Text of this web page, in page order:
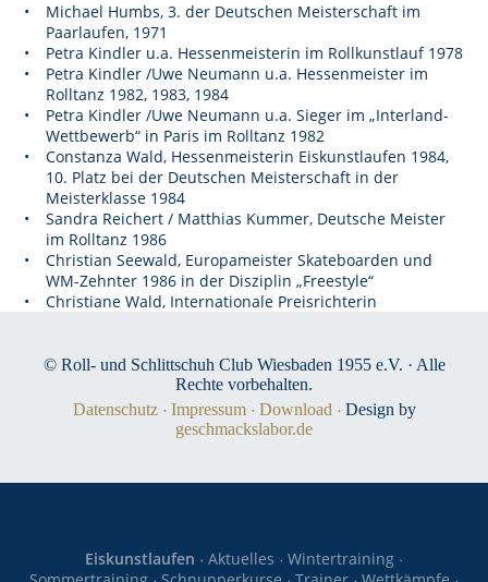
Michael Humbs, 3. der Deutschen Meisterschaft im
Paarlaufen, 1971
Petra Kindler u.a. Hessenmeisterin im Rollkunstlauf 1978
Petra Kindler /Uwe Neumann u.a. Hessenmeister im
Rolltanz 1982, 1983, 1984
Petra Kindler /Uwe Neumann u.a. Sieger im „Interland-
Wettbewerb“ in Paris im Rolltanz 1982
Constanza Wald, Hessenmeisterin Eiskunstlaufen 1984,
10. Platz bei der Deutschen Meisterschaft in der
Meisterklasse 1984
Sandra Reichert / Matthias Kummer, Deutsche Meister
im Rolltanz 1986
Christian Seewald, Europameister Skateboarden und
WM-Zehnter 1986 in der Disziplin „Freestyle“
Christiane Wald, Internationale Preisrichterin
© Roll- und Schlittschuh Club Wiesbaden 1955 e.V. · Alle
Rechte vorbehalten.
Datenschutz
Impressum Download
Design by
geschmackslabor.de
Eiskunstlaufen Aktuelles
Wintertraining